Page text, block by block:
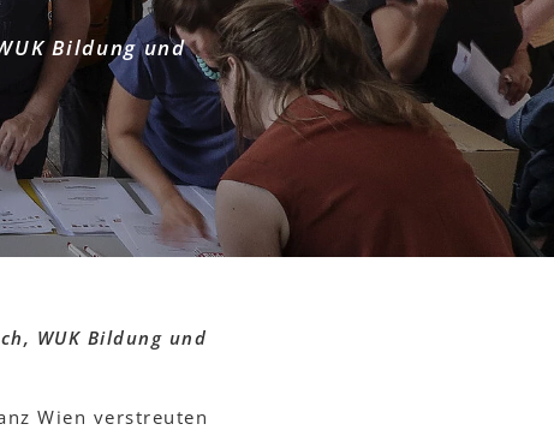
Bildung und
WUK Bildung und
Wien verstreuten